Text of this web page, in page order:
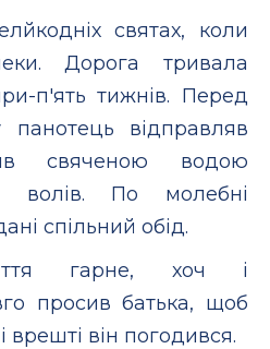
святах, коли
Дорога тривала
п'ять тижнів. Перед
відправляв
свяченою водою
волів. По молебні
спільний обід.
гарне, хоч і
просив батька, щоб
врешті він погодився.